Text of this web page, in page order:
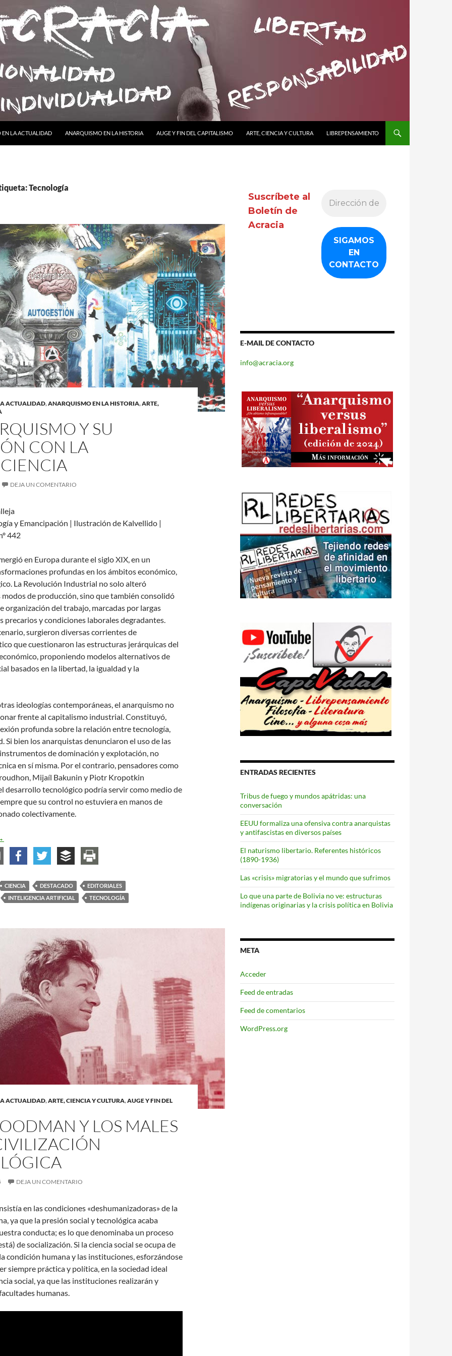
LA ACTUALIDAD
ANARQUISMO EN LA HISTORIA AUGE Y FIN DEL CAPITALISMO ARTE, CIENCIA Y CULTURA LIBREPENSAMIENTO
Tecnología
ACTUALIDAD,ANARQUISMO EN LA HISTORIA,ARTE,
Y SU
CON LA
DEJA UN COMENTARIO
y Emancipación | Ilustración de Kalvellido |
442
en Europa durante el siglo XIX, en un
profundas en los ámbitos económico,
La Revolución Industrial no solo alteró
de producción, sino que también consolidó
organización del trabajo, marcadas por largas
precarios y condiciones laborales degradantes.
surgieron diversas corrientes de
que cuestionaron las estructuras jerárquicas del
proponiendo modelos alternativos de
basados en la libertad, la igualdad y la
ideologías contemporáneas, el anarquismo no
frente al capitalismo industrial. Constituyó,
profunda sobre la relación entre tecnología,
Si bien los anarquistas denunciaron el uso de las
de dominación y explotación, no
en sí misma. Por el contrario, pensadores como
Mijaíl Bakunin y Piotr Kropotkin
desarrollo tecnológico podría servir como medio de
que su control no estuviera en manos de
colectivamente.
anarquismo y su relación con la tecnociencia
CIENCIA DESTACADO
EDITORIALES
INTELIGENCIA ARTIFICIAL TECNOLOGÍA
ACTUALIDAD,ARTE, CIENCIA Y CULTURA,AUGE Y FIN DEL
Y LOS MALES
DEJA UN COMENTARIO
en las condiciones «deshumanizadoras» de la
ya que la presión social y tecnológica acaba
conducta; es lo que denominaba un proceso
de socialización. Si la ciencia social se ocupa de
condición humana y las instituciones, esforzándose
siempre práctica y política, en la sociedad ideal
social, ya que las instituciones realizarán y
humanas.
Suscríbete al
Boletín de
Acracia
E-MAIL DE CONTACTO
info@acracia.org
ENTRADAS RECIENTES
Tribus de fuego y mundos apátridas: una
conversación
EEUU formaliza una ofensiva contra anarquistas
y antifascistas en diversos países
El naturismo libertario. Referentes históricos
(1890-1936)
Las «crisis» migratorias y el mundo que sufrimos
Lo que una parte de Bolivia no ve: estructuras
indígenas originarias y la crisis política en Bolivia
META
Acceder
Feed de entradas
Feed de comentarios
WordPress.org